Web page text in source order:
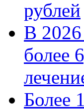
рублей
В 2026
более
Более